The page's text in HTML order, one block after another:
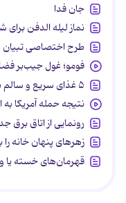
جان فدا
نماز لیله الدفن
طرح اختصاصی تبیان
فومو؛ غول جیب‌بر
۵ غذای سریع و سالم برای طبیعت‌گردی
نتیجه حمله آمریکا
رونمایی از اتاق برق
زهرهای پنهان خانه
قهرمان‌های خسته یا